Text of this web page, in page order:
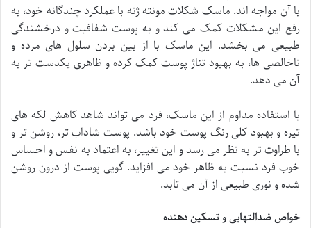
با آن مواجه اند. ماسک شکلات مونته ژنه با عملکرد چندگانه خود، به
رفع این مشکلات کمک می کند و به پوست شفافیت و درخشندگی
طبیعی می بخشد. این ماسک با از بین بردن سلول های مرده و
ناخالصی ها، به بهبود تناژ پوست کمک کرده و ظاهری یکدست تر به
آن می دهد.
با استفاده مداوم از این ماسک، فرد می تواند شاهد کاهش لکه های
تیره و بهبود کلی رنگ پوست خود باشد. پوست شاداب تر، روشن تر و
با طراوت تر به نظر می رسد و این تغییر، به اعتماد به نفس و احساس
خوب فرد نسبت به ظاهر خود می افزاید. گویی پوست از درون روشن
شده و نوری طبیعی از آن می تابد.
خواص ضدالتهابی و تسکین دهنده